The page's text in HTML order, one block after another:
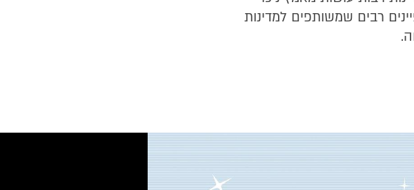
רבים שמשותפים למדינות